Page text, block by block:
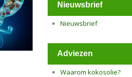
Nieuwsbrief
Nieuwsbrief
Adviezen
Waarom kokosolie?